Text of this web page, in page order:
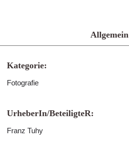
Allgemein
Kategorie:
Fotografie
UrheberIn/BeteiligteR:
Franz Tuhy